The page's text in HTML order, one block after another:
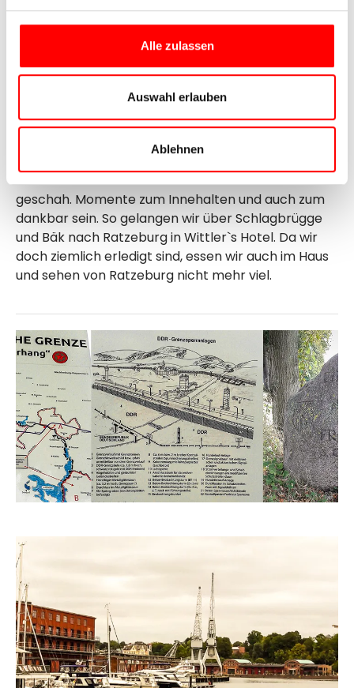
Alle zulassen
Auswahl erlauben
Ablehnen
nach Ratzeburg. Heute ist das Wetter deutlich
so gut drauf sind. Aber je länger wir in die Pedale
treten um so besser gehts, dann wird es auch
sonniger und in Gadebusch machen wir Rast.
Auch landschaftlich ist es sehr abwechlungsreich
und wir kommen zum schichtlichen Teil, man sieht
damals mit den Menschen und ihrem Zuhause
geschah. Momente zum Innehalten und auch zum
dankbar sein. So gelangen wir über Schlagbrügge
und Bäk nach Ratzeburg in Wittler`s Hotel. Da wir
doch ziemlich erledigt sind, essen wir auch im Haus
und sehen von Ratzeburg nicht mehr viel.